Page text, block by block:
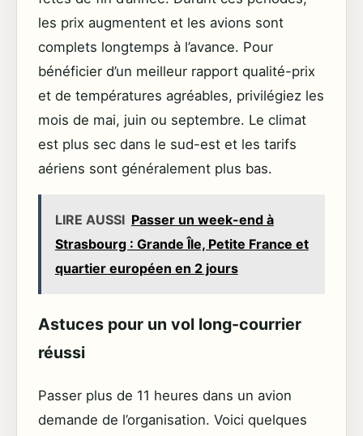
les prix augmentent et les avions sont
complets longtemps à l’avance. Pour
bénéficier d’un meilleur rapport qualité-prix
et de températures agréables, privilégiez les
mois de mai, juin ou septembre. Le climat
est plus sec dans le sud-est et les tarifs
aériens sont généralement plus bas.
LIRE AUSSI Passer un week-end à
Strasbourg : Grande Île, Petite France et
quartier européen en 2 jours
Astuces pour un vol long-courrier
réussi
Passer plus de 11 heures dans un avion
demande de l’organisation. Voici quelques